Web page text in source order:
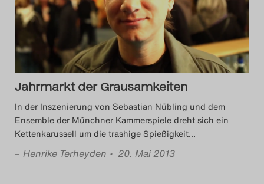
Jahrmarkt der Grausamkeiten
In der Inszenierung von Sebastian Nübling und dem
Ensemble der Münchner Kammerspiele dreht sich ein
Kettenkarussell um die trashige Spießigkeit…
– Henrike Terheyden • 20. Mai 2013